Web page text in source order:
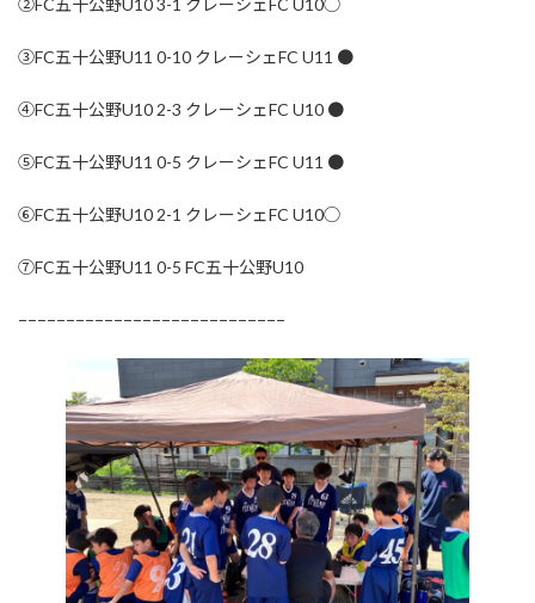
②FC五十公野U10 3-1 クレーシェFC U10◯
③FC五十公野U11 0-10 クレーシェFC U11 ●
④FC五十公野U10 2-3 クレーシェFC U10 ●
⑤FC五十公野U11 0-5 クレーシェFC U11 ●
⑥FC五十公野U10 2-1 クレーシェFC U10◯
⑦FC五十公野U11 0-5 FC五十公野U10
−−−−−−−−−−−−−−−−−−−−−−−−−−−−